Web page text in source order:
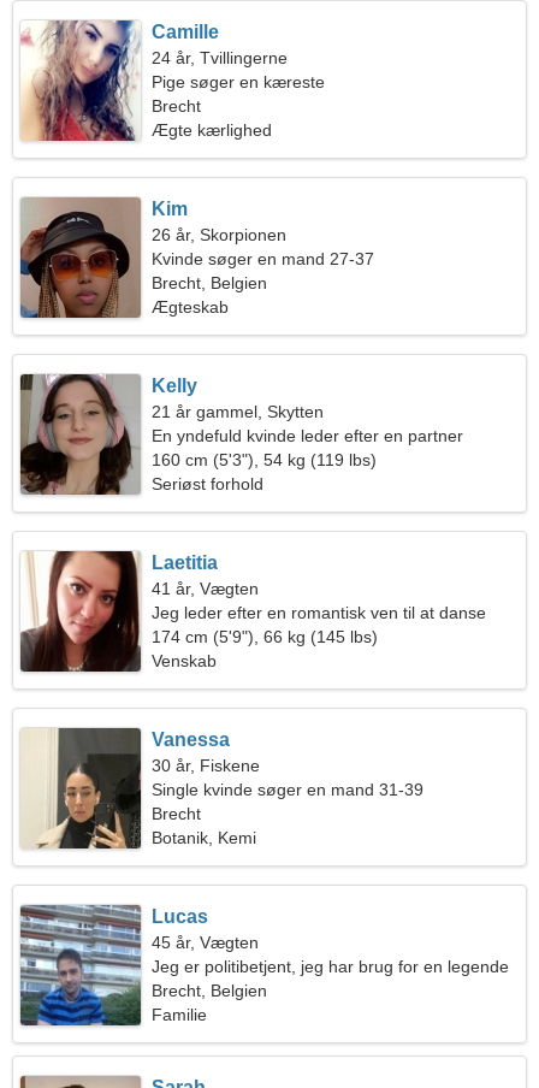
Camille
24 år, Tvillingerne
Pige søger en kæreste
Brecht
Ægte kærlighed
Kim
26 år, Skorpionen
Kvinde søger en mand 27-37
Brecht, Belgien
Ægteskab
Kelly
21 år gammel, Skytten
En yndefuld kvinde leder efter en partner
160 cm (5'3"), 54 kg (119 lbs)
Seriøst forhold
Laetitia
41 år, Vægten
Jeg leder efter en romantisk ven til at danse
sammen
174 cm (5'9"), 66 kg (145 lbs)
Venskab
Vanessa
30 år, Fiskene
Single kvinde søger en mand 31-39
Brecht
Botanik, Kemi
Lucas
45 år, Vægten
Jeg er politibetjent, jeg har brug for en legende
kvinde
Brecht, Belgien
Familie